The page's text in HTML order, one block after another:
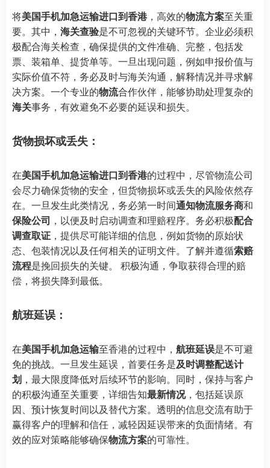
将美国手机加急运输进口到香港，高效的物流方案至关重
要。其中， 海关查验是不可忽视的关键环节。企业必须积
极配合海关检查，确保提供的文件准确、完整，包括发
票、装箱单、提货单等。一旦出现问题，例如申报价值与
实际价值不符，务必及时与海关沟通，解释情况并寻求解
决方案。一个专业的物流合作伙伴，能够协助处理复杂的
海关事务，有效避免不必要的延误和损失。
货物损坏或丢失：
在美国手机加急运输进口到香港的过程中，尽管物流公司
会尽力确保货物的安全，但货物损坏或丢失的风险依然存
在。一旦发生此类情况，务必第一时间通知物流服务商和
保险公司 ，以便及时启动调查和理赔程序。务必积极配合
调查取证 ，提供尽可能详细的信息，例如货物的原始状
态、包装情况以及任何相关的证明文件。了解并遵循索赔
流程是挽回损失的关键。 积极沟通，争取获得合理的赔
偿，将损失降到最低。
航班延误：
在美国手机加急运输至香港的过程中， 航班延误是不可避
免的挑战。一旦发生延误，首要任务是及时调整配送计
划 ，最大限度降低对后续环节的影响。同时，保持与客户
的积极沟通至关重要，详细告知最新情况，包括延误原
因、预计恢复时间以及替代方案。透明的信息交流有助于
赢得客户的理解和信任，减轻因延误带来的负面情绪。有
效的应对策略能够确保物流方案的可靠性。